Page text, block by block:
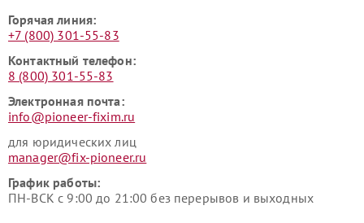
Горячая линия:
+7 (800) 301-55-83
Контактный телефон:
8 (800) 301-55-83
Электронная почта:
info@pioneer-fixim.ru
для юридических лиц
manager@fix-pioneer.ru
График работы:
ПН-ВСК с 9:00 до 21:00 без перерывов и выходных